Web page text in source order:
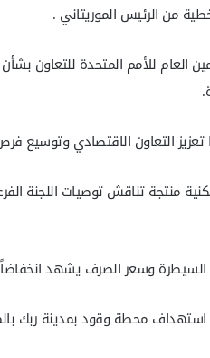
من الرئيس الموريتاني .
العام للأمم المتحدة للتعاون
التعاون الاقتصادي وتوسيع
منتجة تناقش توصيات اللجنة
السيطرة وسعر الصرف يشهد
استهداف محطة وقود بمدينة ربك